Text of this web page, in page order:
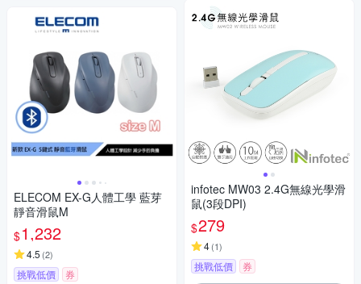
ELECOM EX-G人體工學 藍芽
靜音滑鼠M
$1,232
4.5 (2)
挑戰低價 券
infotec MW03 2.4G無線光學滑
鼠(3段DPI)
$279
4(1)
挑戰低價 券